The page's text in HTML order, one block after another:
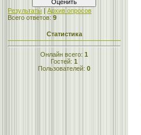
Результаты | Архив опросов
Всего ответов: 9
Статистика
Онлайн всего: 1
Гостей: 1
Пользователей: 0